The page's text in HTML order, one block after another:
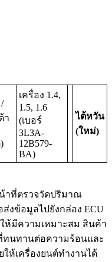
า
เครื่อง 1.4,
1.5, 1.6
(เบอร์
3L3A-
12B579-
BA)
ไต้หวัน
(ใหม่)
น้าที่ตรวจวัดปริมาณ
งข้อมูลไปยังกล่อง ECU
ห้มีความเหมาะสม สินค้า
ทนทานต่อความร้อนและ
ให้เครื่องยนต์ทำงานได้